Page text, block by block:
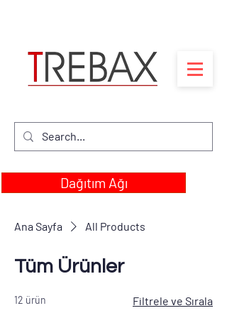
Dağıtım Ağı
Ana Sayfa All Products
Tüm Ürünler
12 ürün Filtrele ve Sırala